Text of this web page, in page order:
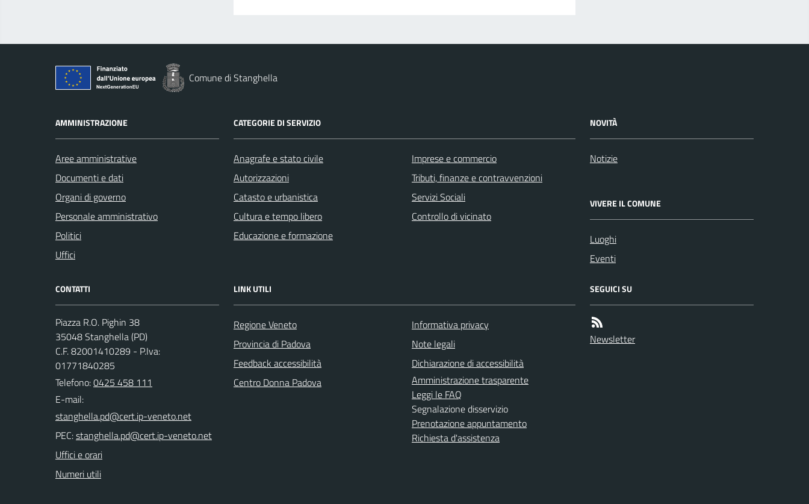
Comune di Stanghella
AMMINISTRAZIONE
Aree amministrative
Documenti e dati
Organi di governo
Personale amministrativo
Politici
Uffici
CATEGORIE DI SERVIZIO
Anagrafe e stato civile
Autorizzazioni
Catasto e urbanistica
Cultura e tempo libero
Educazione e formazione
Imprese e commercio
Tributi, finanze e contravvenzioni
Servizi Sociali
Controllo di vicinato
NOVITÀ
Notizie
VIVERE IL COMUNE
Luoghi
Eventi
CONTATTI
Piazza R.O. Pighin 38
35048 Stanghella (PD)
C.F. 82001410289 - P.Iva:
01771840285
Telefono:0425 458 111
E-mail:
PEC:
Uffici e orari
Numeri utili
LINK UTILI
Regione Veneto
Provincia di Padova
Feedback accessibilità
Centro Donna Padova
Informativa privacy
Note legali
Dichiarazione di accessibilità
Amministrazione trasparente
Leggi le FAQ
Segnalazione disservizio
Prenotazione appuntamento
Richiesta d'assistenza
SEGUICI SU
Newsletter